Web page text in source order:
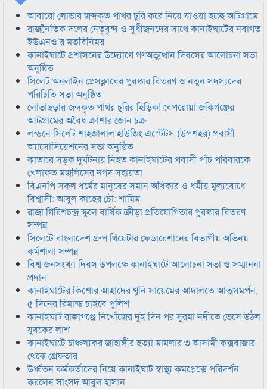
আবারো লোভার জব্দকৃত পাথর চুরি করে নিয়ে যাওয়া হচ্ছে আটগ্রামে
রাজনৈতিক দলের নেতৃবৃন্দ ও সুধীজনদের সাথে কানাইঘাটের নবাগত
ইউএনও’র মতবিনিময়
কানাইঘাটে প্রশাসনের উদ্যোগে গণঅভ্যুত্থান দিবসের আলোচনা সভা
অনুষ্ঠিত
সিলেট অনলাইন প্রেসক্লাবের পুরস্কার বিতরণ ও নতুন সদস্যদের
পরিচিতি সভা অনুষ্ঠিত
লোভাছড়ার জব্দকৃত পাথর চুরির হিড়িক! বেপরোয়া জকিগঞ্জের
আটগ্রামের অবৈধ ক্রাশার জোন চক্র
লন্ডনে সিলেট শাহজালাল হাউজিং এস্টেটস (উপশহর) প্রবাসী
অ্যাসোসিয়েশনের সভা অনুষ্ঠিত
কাতারে সড়ক দুর্ঘটনায় নিহত কানাইঘাটের প্রবাসী পাঁচ পরিবারকে
খেলাফত মজলিসের নগদ সহায়তা
বিএনপি সকল ধর্মের মানুষের সমান অধিকার ও ধর্মীয় মুল্যবোধে
বিশ্বাসী: আবুল কাহের চৌ: শামিম
রাজা গিরিশচন্দ্র স্কুলে বার্ষিক ক্রীড়া প্রতিযোগিতার পুরস্কার বিতরণ
সম্পন্ন
সিলেটে বাংলাদেশ গ্রুপ থিয়েটার ফেডারেশানের বিভাগীয় অভিনয়
কর্মশালা সম্পন্ন
বিশ্ব জনসংখ্যা দিবস উপলক্ষে কানাইঘাটে আলোচনা সভা ও সম্মাননা
প্রদান
কানাইঘাটের কিশোর আহাদের খুনি সায়েমের আদালতে আত্মসমর্পন,
৫ দিনের রিমান্ড চাইবে পুলিশ
কানাইঘাট রাজাগঞ্জে নিখোঁজের দুই দিন পর সুরমা নদীতে ভেসে উঠল
যুবকের লাশ
কানাইঘাটে চাঞ্চল্যকর জাহাঙ্গীর হত্যা মামলার ৩ আসামী কক্সবাজার
থেকে গ্রেফতার
উর্ধ্বতন কর্মকর্তাদের নিয়ে কানাইঘাট স্বাস্থ্য কমপ্লেক্সে পরিদর্শন
করলেন সাংসদ আবুল হাসান